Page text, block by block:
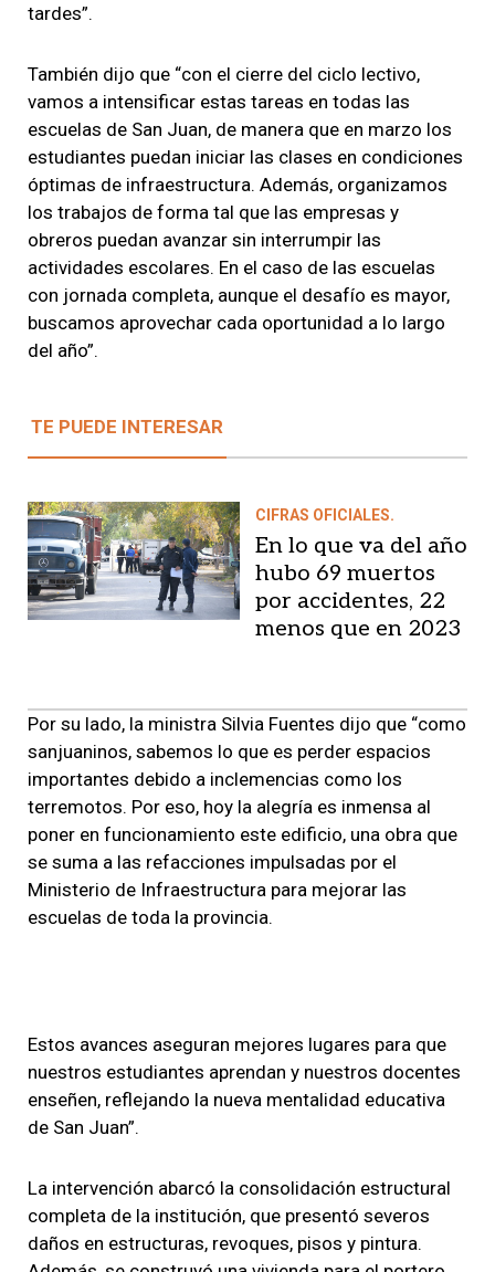
tardes”.
También dijo que “con el cierre del ciclo lectivo,
vamos a intensificar estas tareas en todas las
escuelas de San Juan, de manera que en marzo los
estudiantes puedan iniciar las clases en condiciones
óptimas de infraestructura. Además, organizamos
los trabajos de forma tal que las empresas y
obreros puedan avanzar sin interrumpir las
actividades escolares. En el caso de las escuelas
con jornada completa, aunque el desafío es mayor,
buscamos aprovechar cada oportunidad a lo largo
del año”.
TE PUEDE INTERESAR
CIFRAS OFICIALES.
En lo que va del año
hubo 69 muertos
por accidentes, 22
menos que en 2023
Por su lado, la ministra Silvia Fuentes dijo que “como
sanjuaninos, sabemos lo que es perder espacios
importantes debido a inclemencias como los
terremotos. Por eso, hoy la alegría es inmensa al
poner en funcionamiento este edificio, una obra que
se suma a las refacciones impulsadas por el
Ministerio de Infraestructura para mejorar las
escuelas de toda la provincia.
Estos avances aseguran mejores lugares para que
nuestros estudiantes aprendan y nuestros docentes
enseñen, reflejando la nueva mentalidad educativa
de San Juan”.
La intervención abarcó la consolidación estructural
completa de la institución, que presentó severos
daños en estructuras, revoques, pisos y pintura.